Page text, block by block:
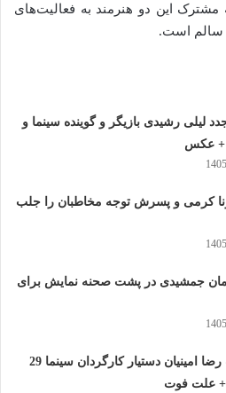
مشترک این دو هنرمند به فعالیت‌های
سالم است.
لیلی رشیدی بازیگر و گوینده سینما و
+ عکس
کرمی و پسرش توجه مخاطبان را جلب
جمشیدی در پشت صحنه نمایش برای
درگذشت رضا امینیان دستیار کارگردان سینما 29